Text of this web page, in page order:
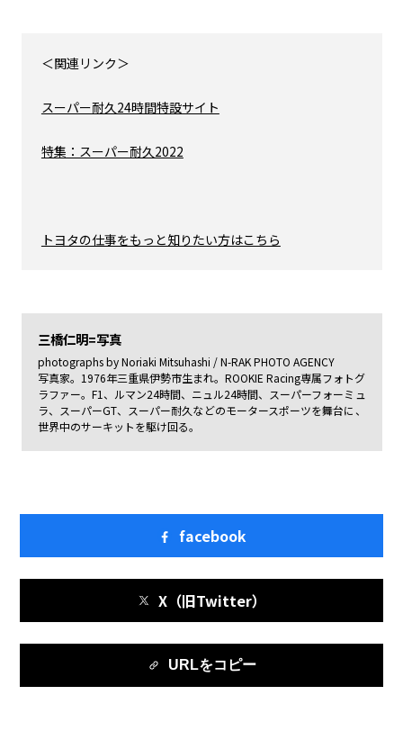
＜関連リンク＞
スーパー耐久24時間特設サイト
特集：スーパー耐久2022
トヨタの仕事をもっと知りたい方はこちら
三橋仁明=写真
photographs by Noriaki Mitsuhashi / N-RAK PHOTO AGENCY
写真家。1976年三重県伊勢市生まれ。ROOKIE Racing専属フォトグ
ラファー。F1、ルマン24時間、ニュル24時間、スーパーフォーミュ
ラ、スーパーGT、スーパー耐久などのモータースポーツを舞台に、
世界中のサーキットを駆け回る。
facebook
X（旧Twitter）
URLをコピー